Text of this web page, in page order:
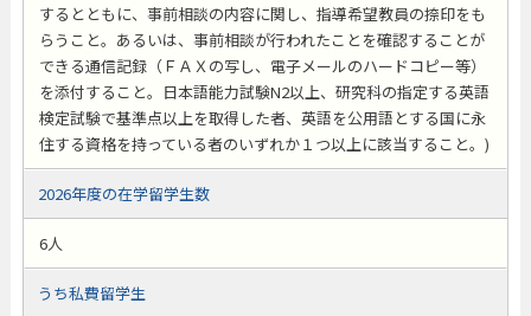
するとともに、事前相談の内容に関し、指導希望教員の捺印をも
らうこと。あるいは、事前相談が行われたことを確認することが
できる通信記録（ＦＡＸの写し、電子メールのハードコピー等）
を添付すること。日本語能力試験N2以上、研究科の指定する英語
検定試験で基準点以上を取得した者、英語を公用語とする国に永
住する資格を持っている者のいずれか１つ以上に該当すること。)
2026年度の在学留学生数
6人
うち私費留学生